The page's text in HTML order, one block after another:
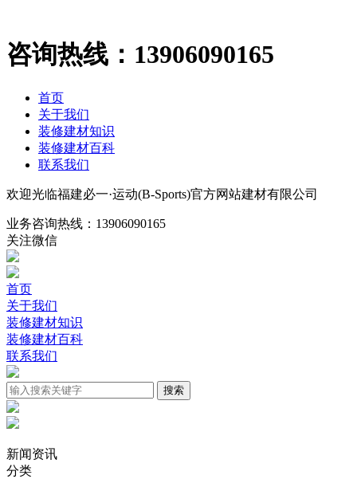
咨询热线： 13906090165
首页
关于我们
装修建材知识
装修建材百科
联系我们
欢迎光临福建必一·运动(B-Sports)官方网站建材有限公司
业务咨询热线： 13906090165
关注微信
首页
关于我们
装修建材知识
装修建材百科
联系我们
新闻资讯
分类